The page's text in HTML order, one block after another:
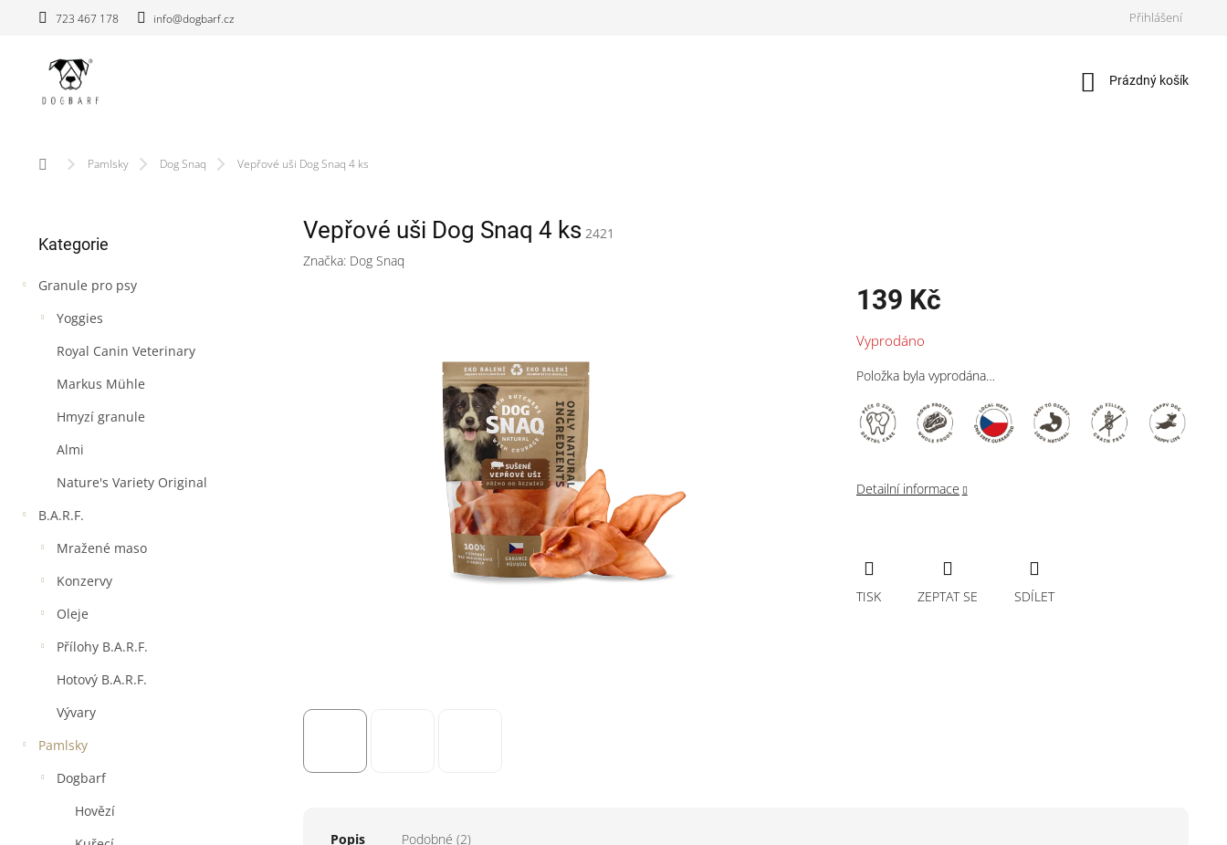
723 467 178 info@dogbarf.cz Přihlášení
Nákupní
Prázdný košík
Domů Pamlsky Dog Snaq Vepřové uši Dog Snaq 4 ks
s
r
a
kategorie
Kategorie
Granule pro psy
Yoggies
Royal Canin Veterinary
Markus Mühle
Hmyzí granule
Almi
Nature's Variety Original
B.A.R.F.
Mražené maso
Konzervy
Oleje
Přílohy B.A.R.F.
Hotový B.A.R.F.
Vývary
Pamlsky
Dogbarf
Hovězí
Vepřové uši Dog Snaq 4 ks 2421
Značka: Dog Snaq
139 Kč
cena:
Vyprodáno
Položka byla vyprodána…
Detailní informace
TISK ZEPTAT SE SDÍLET
Popis Podobné (2)